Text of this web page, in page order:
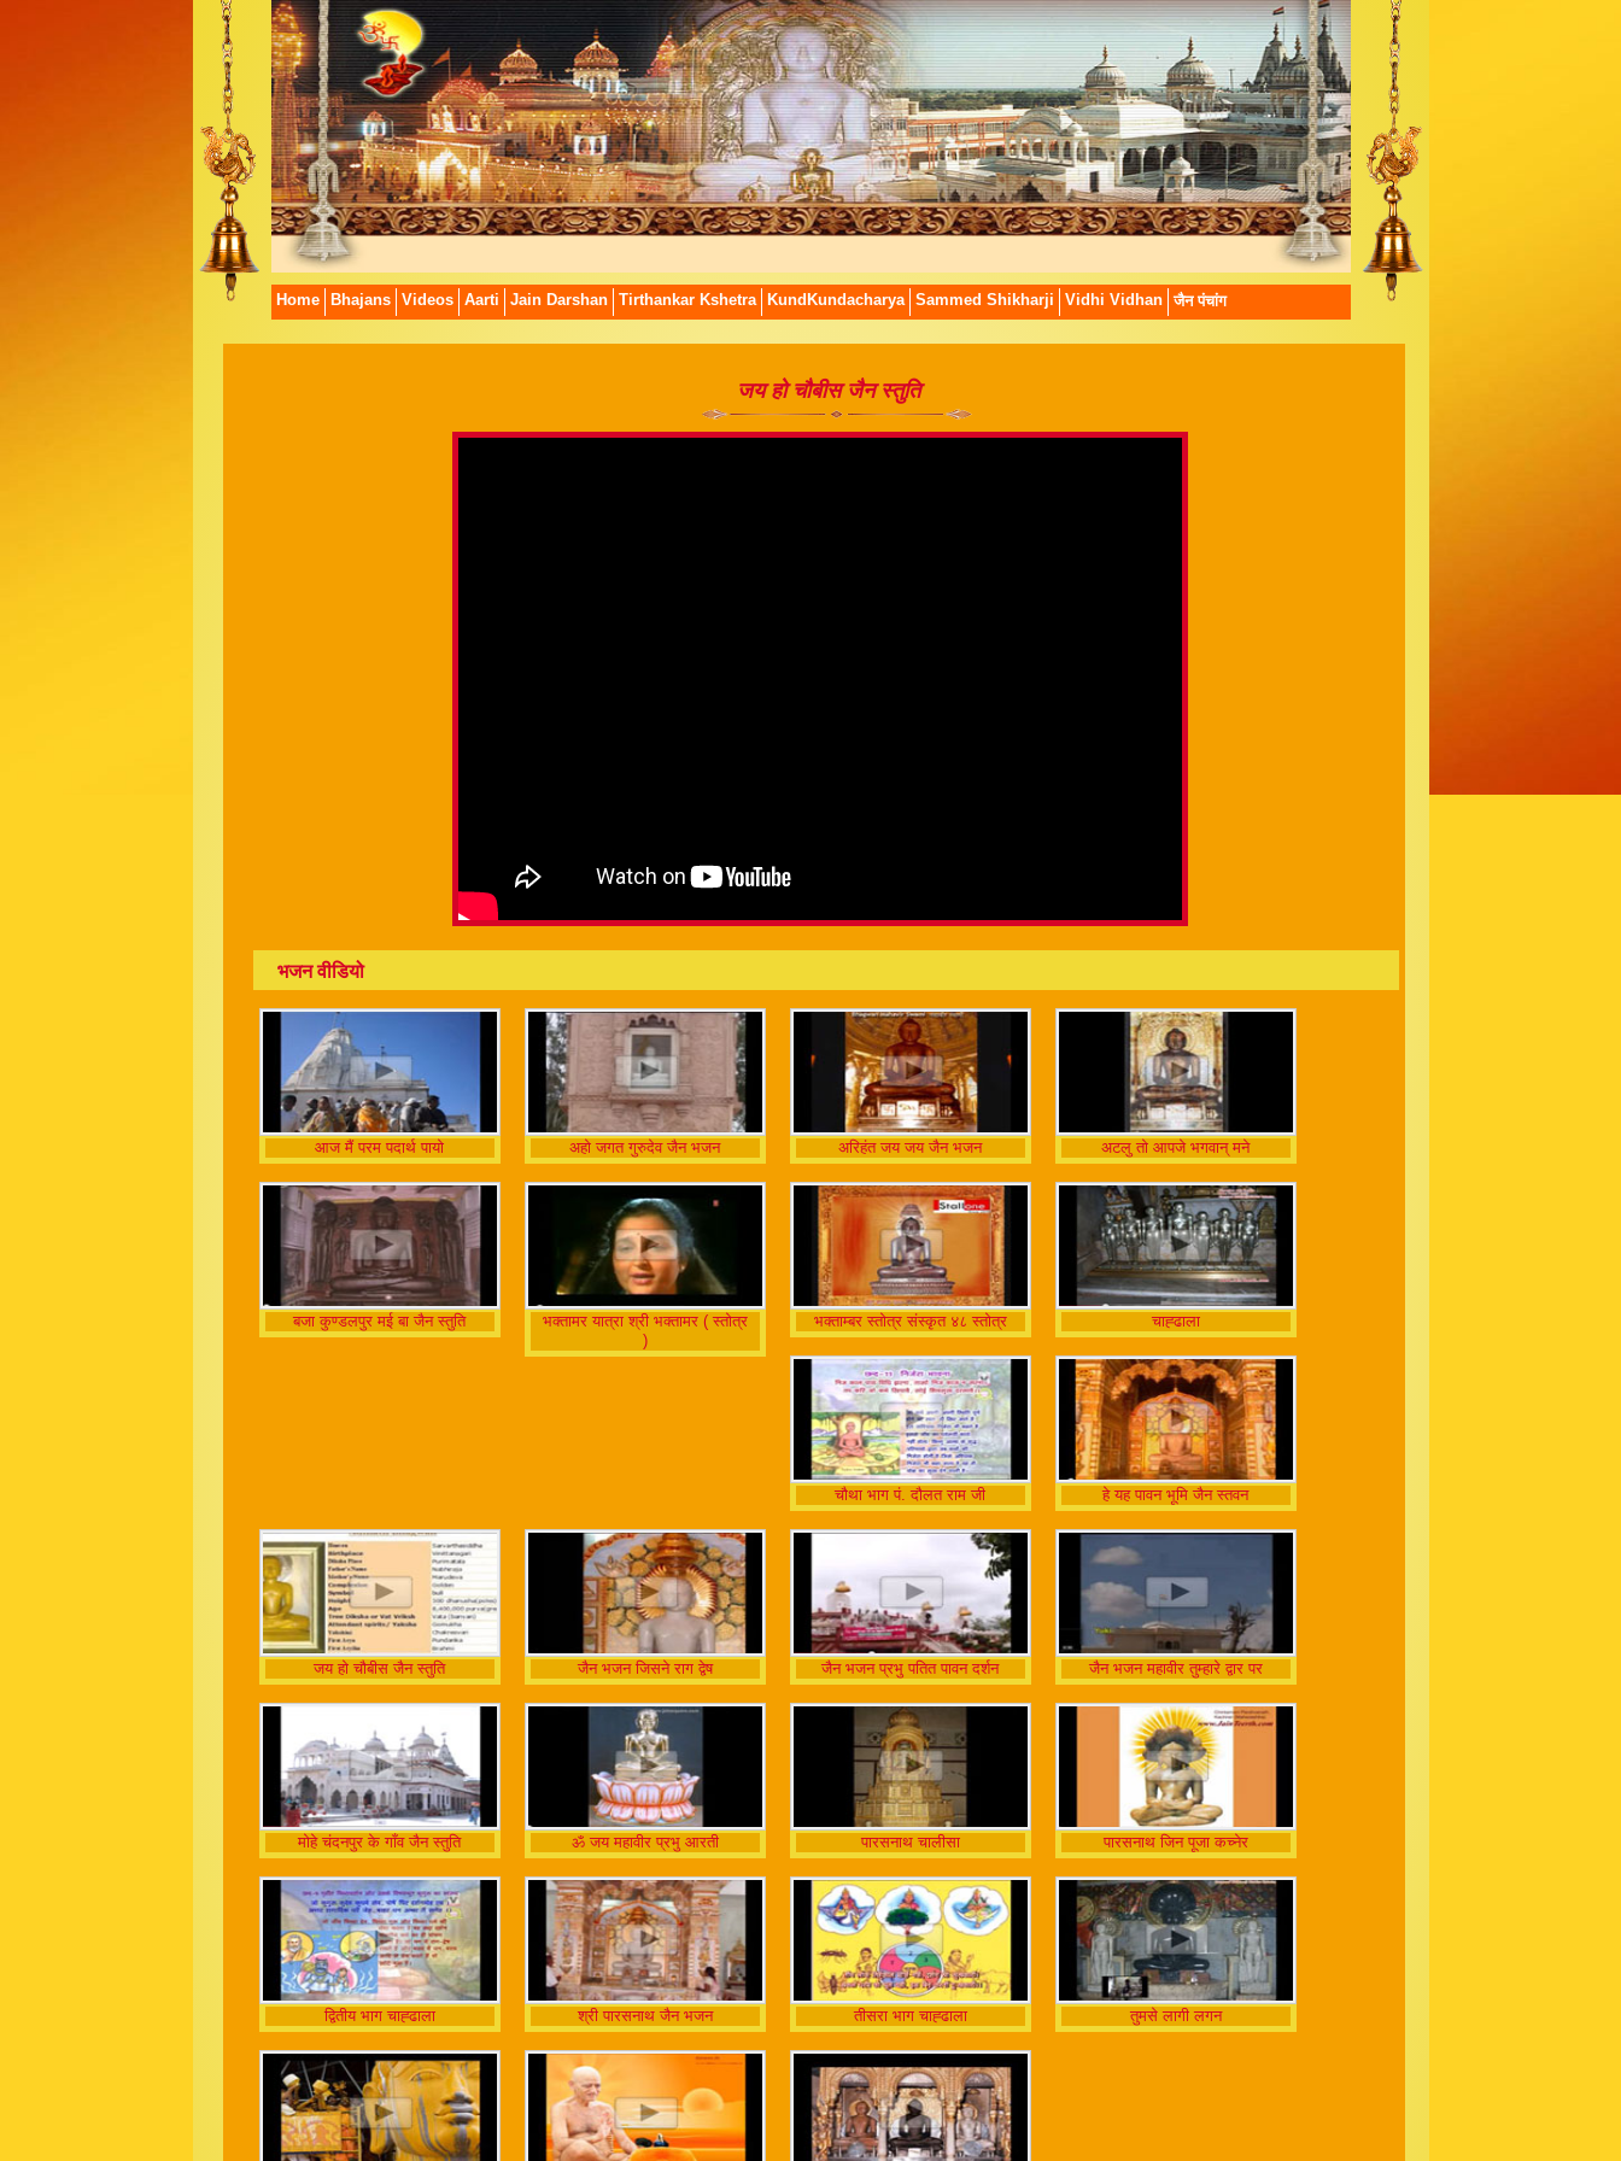
Home Bhajans Videos Aarti Jain Darshan Tirthankar Kshetra KundKundacharya Sammed Shikharji Vidhi Vidhan जैन पंचांग
जय हो चौबीस जैन स्तुति
भजन वीडियो
आज मैं परम पदार्थ पायो अहो जगत गुरुदेव जैन भजन अरिहंत जय जय जैन भजन अटलु तो आपजे भगवान् मने
बजा कुण्डलपुर मई बा जैन स्तुति
भक्तामर यात्रा श्री भक्तामर ( स्तोत्र
)
भक्ताम्बर स्तोत्र संस्कृत ४८ स्तोत्र चाह्ढाला
चौथा भाग पं. दौलत राम जी हे यह पावन भूमि जैन स्तवन
जय हो चौबीस जैन स्तुति जैन भजन जिसने राग द्वेष जैन भजन प्रभु पतित पावन दर्शन जैन भजन महावीर तुम्हारे द्वार पर
मोहे चंदनपुर के गाँव जैन स्तुति ॐ जय महावीर प्रभु आरती पारसनाथ चालीसा पारसनाथ जिन पूजा कच्नेर
द्वितीय भाग चाह्ढाला श्री पारसनाथ जैन भजन तीसरा भाग चाह्ढाला तुमसे लागी लगन